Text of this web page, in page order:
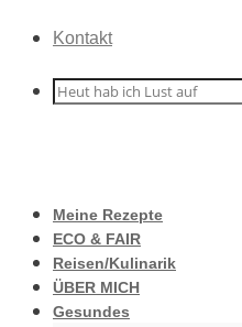
Kontakt
Meine Rezepte
ECO & FAIR
Reisen/Kulinarik
ÜBER MICH
Gesundes